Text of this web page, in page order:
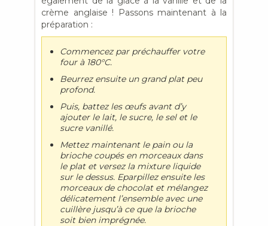
crème anglaise ! Passons maintenant à la
préparation :
Commencez par préchauffer votre
four à 180°C.
Beurrez ensuite un grand plat peu
profond.
Puis, battez les œufs avant d’y
ajouter le lait, le sucre, le sel et le
sucre vanillé.
Mettez maintenant le pain ou la
brioche coupés en morceaux dans
le plat et versez la mixture liquide
sur le dessus. Eparpillez ensuite les
morceaux de chocolat et mélangez
délicatement l’ensemble avec une
cuillère jusqu’à ce que la brioche
soit bien imprégnée.